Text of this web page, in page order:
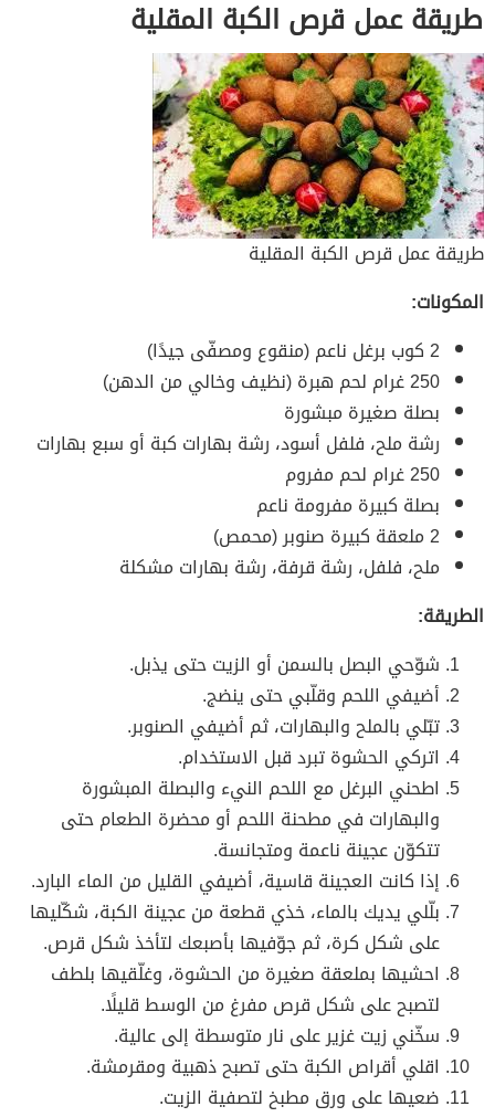
طريقة عمل قرص الكبة المقلية
طريقة عمل قرص الكبة المقلية
المكونات:
2 كوب برغل ناعم (منقوع ومصفّى جيدًا)
250 غرام لحم هبرة (نظيف وخالي من الدهن)
بصلة صغيرة مبشورة
رشة ملح، فلفل أسود، رشة بهارات كبة أو سبع بهارات
250 غرام لحم مفروم
بصلة كبيرة مفرومة ناعم
2 ملعقة كبيرة صنوبر (محمص)
ملح، فلفل، رشة قرفة، رشة بهارات مشكلة
الطريقة:
شوّحي البصل بالسمن أو الزيت حتى يذبل.
أضيفي اللحم وقلّبي حتى ينضج.
تبّلي بالملح والبهارات، ثم أضيفي الصنوبر.
اتركي الحشوة تبرد قبل الاستخدام.
اطحني البرغل مع اللحم النيء والبصلة المبشورة
والبهارات في مطحنة اللحم أو محضرة الطعام حتى
تتكوّن عجينة ناعمة ومتجانسة.
إذا كانت العجينة قاسية، أضيفي القليل من الماء البارد.
بلّلي يديك بالماء، خذي قطعة من عجينة الكبة، شكّليها
على شكل كرة، ثم جوّفيها بأصبعك لتأخذ شكل قرص.
احشيها بملعقة صغيرة من الحشوة، وغلّقيها بلطف
لتصبح على شكل قرص مفرغ من الوسط قليلًا.
سخّني زيت غزير على نار متوسطة إلى عالية.
اقلي أقراص الكبة حتى تصبح ذهبية ومقرمشة.
ضعيها على ورق مطبخ لتصفية الزيت.